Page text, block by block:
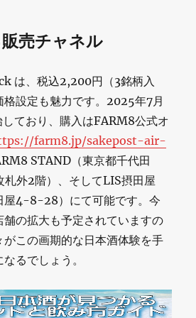
売チャネル
は、税込2,200円（3銘柄入
格設定も魅力です。2025年7月
しており、購入はFARM8公式オ
farm8.jp/sakepost-air-
STAND（東京都千代田
札外2階）、そしてLIS摂田屋
屋4-8-28）にて可能です。今
の拡大も予定されていますの
がこの画期的な日本酒体験を手
るでしょう。